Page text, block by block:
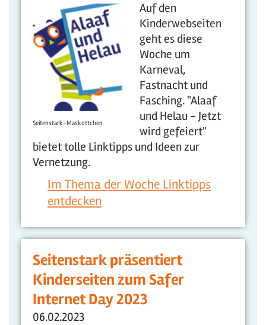
Seitenstark-Maskottchen
Auf den
Kinderwebseiten
geht es diese
Woche um
Karneval,
Fastnacht und
Fasching. "Alaaf
und Helau - Jetzt
wird gefeiert"
bietet tolle Linktipps und Ideen zur
Vernetzung.
Im Thema der Woche Linktipps
entdecken
Seitenstark präsentiert
Kinderseiten zum Safer
Internet Day 2023
06.02.2023